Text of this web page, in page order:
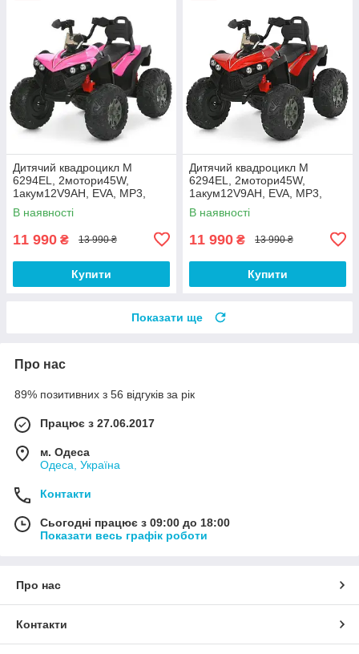
Дитячий квадроцикл M
6294EL, 2мотори45W,
1акум12V9AH, EVA, MP3,
USB, TF, BLUETOOTH, шкіра,
музика, світло
В наявності
11 990 ₴ 13 990 ₴
Купити
Дитячий квадроцикл M
6294EL, 2мотори45W,
1акум12V9AH, EVA, MP3,
USB, TF, BLUETOOTH, шкіра,
музика, світло
В наявності
11 990 ₴ 13 990 ₴
Купити
Показати ще
Про нас
89% позитивних з 56 відгуків за рік
Працює з 27.06.2017
м. Одеса
Одеса, Україна
Контакти
Сьогодні працює з 09:00 до 18:00
Показати весь графік роботи
Про нас
Контакти